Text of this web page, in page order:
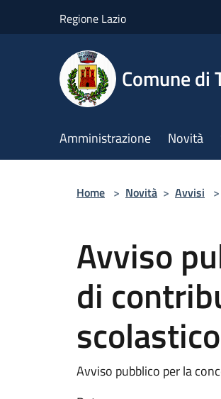
Regione Lazio
Comune di
Amministrazione Novità
Home > Novità > Avvisi >
Avviso
di
Avviso pubblico per la